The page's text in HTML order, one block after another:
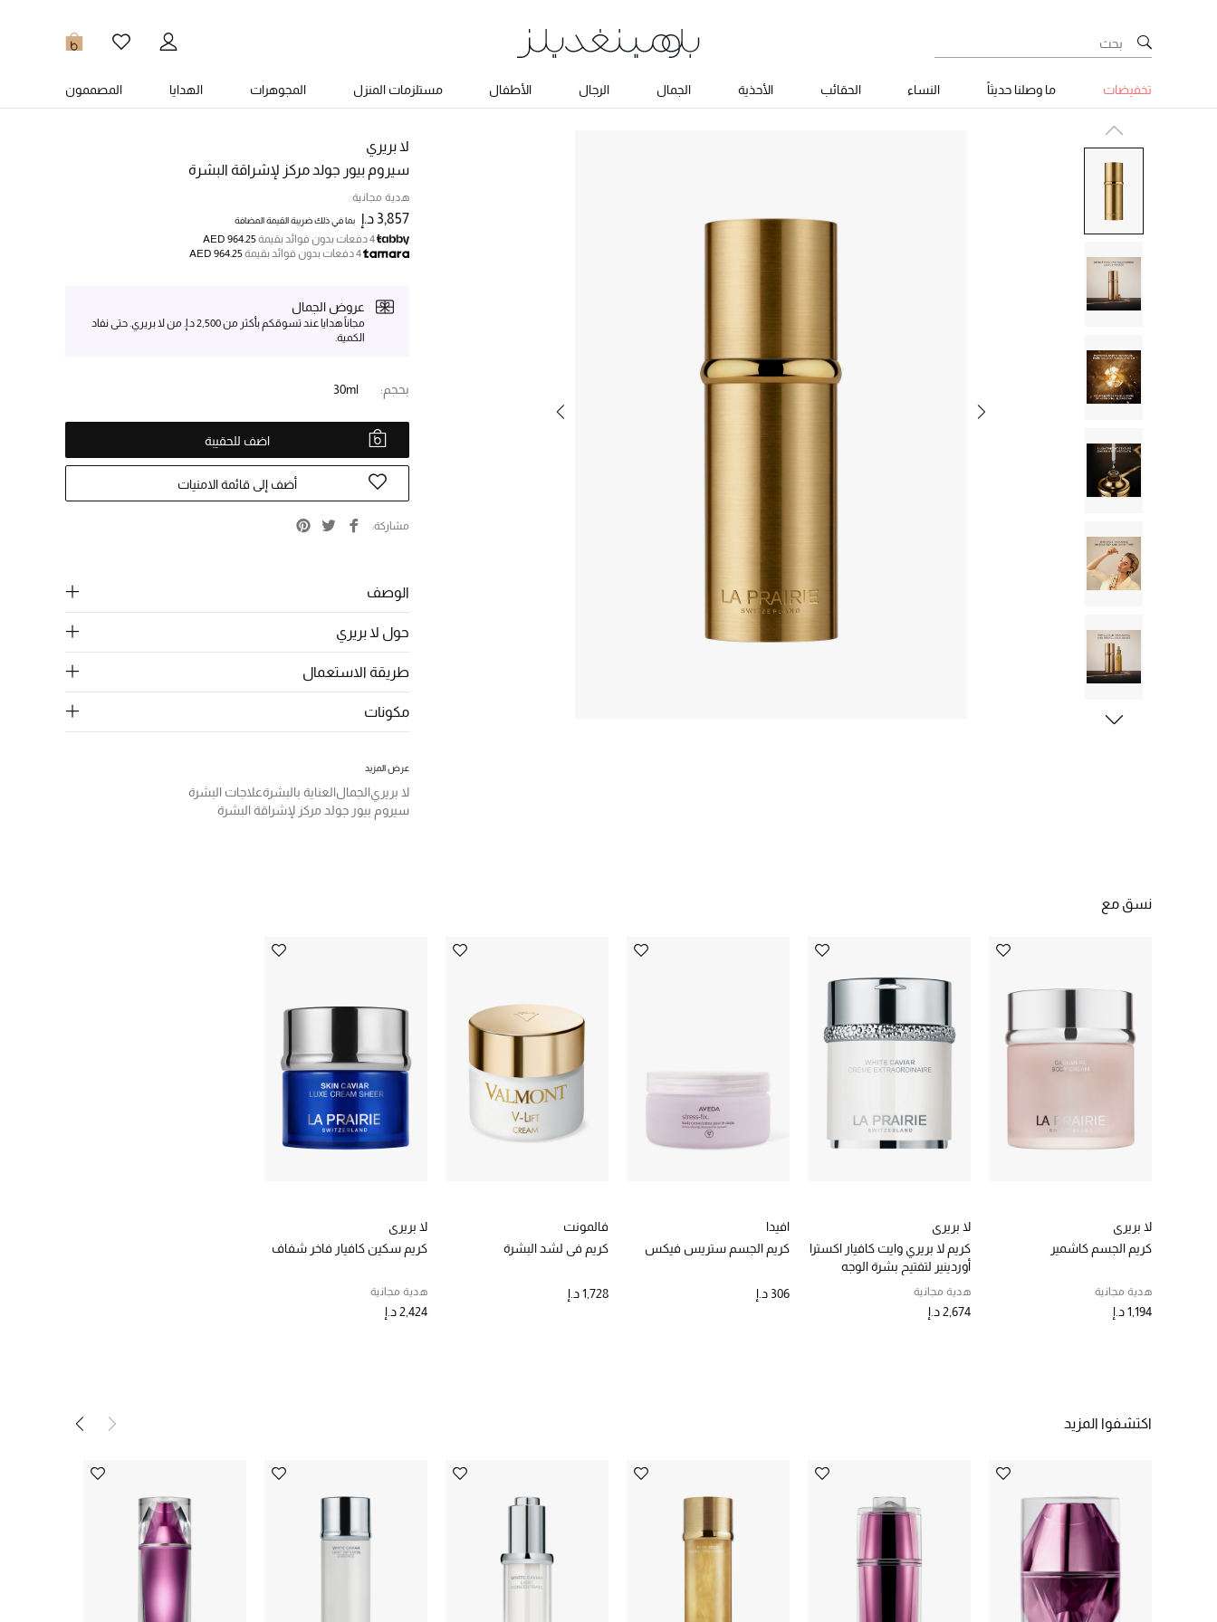
0
تخفيضات ما وصلنا حديثاً النساء الحقائب الأحذية الجمال الرجال الأطفال مستلزمات المنزل المجوهرات الهدايا المصممون
لا بريري
سيروم بيور جولد مركز لإشراقة البشرة
هدية مجانية
3,857 د.إ بما في ذلك ضريبة القيمة المضافة
4 دفعات بدون فوائد بقيمة
AED 964.25
4 دفعات بدون فوائد بقيمة
AED 964.25
عروض الجمال
مجاناً هدايا عند تسوقكم بأكثر من 2,500 د.إ. من لا بريري. حتى نفاد
الكمية.
بحجم: 30ml
اضف للحقيبة
أضف إلى قائمة الامنيات
مشاركة
الوصف
حول لا بريري
طريقة الاستعمال
مكونات
عرض المزيد
لا بريريالجمالالعناية بالبشرةعلاجات البشرة
سيروم بيور جولد مركز لإشراقة البشرة
نسق مع
لا بريري
كريم الجسم كاشمير
هدية مجانية
1,194 د.إ
لا بريري
كريم لا بريري وايت كافيار اكسترا
أوردينير لتفتيح بشرة الوجه
هدية مجانية
2,674 د.إ
افيدا
كريم الجسم ستريس فيكس
306 د.إ
فالمونت
كريم في لشد البشرة
1,728 د.إ
لا بريري
كريم سكين كافيار فاخر شفاف
هدية مجانية
2,424 د.إ
اكتشفوا المزيد